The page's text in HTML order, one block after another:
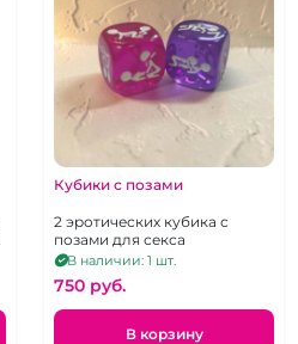
Кубики с позами
2 эротических кубика с
позами для секса
В наличии: 1 шт.
750 pуб.
В корзину